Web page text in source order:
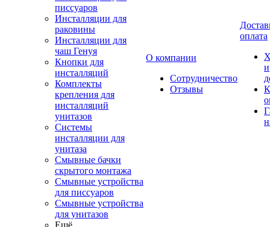
писсуаров
Инсталляции для
раковины
Инсталляции для
чаш Генуя
Кнопки для
инсталляций
Комплекты
крепления для
инсталляций
унитазов
Системы
инсталляции для
унитаза
Смывные бачки
скрытого монтажа
Смывные устройства
для писсуаров
Смывные устройства
для унитазов
Ещё
О компании
Сотрудничество
Отзывы
оплата
и